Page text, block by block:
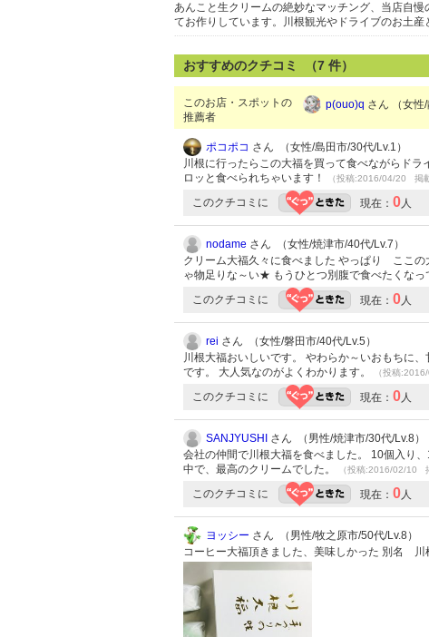
あんこと生クリームの絶妙なマッチング、当店自
てお作りしています。川根観光やドライブのお土産
おすすめのクチコミ （7 件）
このお店・スポットの
推薦者
p(ouo)q さん （女性
ポコポコ さん （女性/島田市/30代/Lv.1）
川根に行ったらこの大福を買って食べながらド
ロッと食べられちゃいます！
（投稿:2016/04/20 掲
このクチコミに 現在： 0人
nodame さん （女性/焼津市/40代/Lv.7）
クリーム大福久々に食べました やっぱり ここ
ゃ物足りな～い★ もうひとつ別腹で食べたくな
このクチコミに 現在： 0人
rei さん （女性/磐田市/40代/Lv.5）
川根大福おいしいです。 やわらか～いおもちに
です。 大人気なのがよくわかります。
（投稿
このクチコミに 現在： 0人
SANJYUSHI
さん （男性/焼津市/30代/Lv.8）
会社の仲間で川根大福を食べました。 10個入り
中で、最高のクリームでした。
（投稿:2016/02/10
このクチコミに 現在： 0人
ヨッシー さん （男性/牧之原市/50代/Lv.8）
コーヒー大福頂きました、美味しかった 別名 川